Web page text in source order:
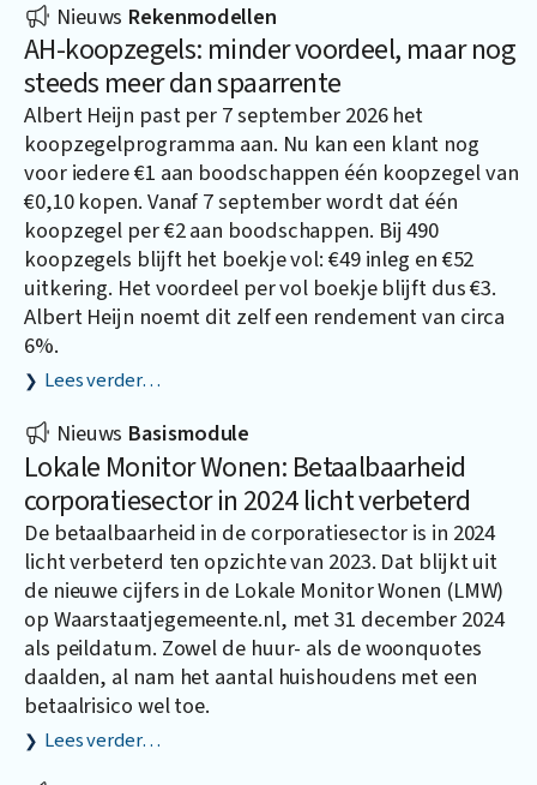
Nieuws Rekenmodellen
AH-koopzegels: minder voordeel, maar nog
steeds meer dan spaarrente
Albert Heijn past per 7 september 2026 het
koopzegelprogramma aan. Nu kan een klant nog
voor iedere €1 aan boodschappen één koopzegel van
€0,10 kopen. Vanaf 7 september wordt dat één
koopzegel per €2 aan boodschappen. Bij 490
koopzegels blijft het boekje vol: €49 inleg en €52
uitkering. Het voordeel per vol boekje blijft dus €3.
Albert Heijn noemt dit zelf een rendement van circa
6%.
Lees verder…
Nieuws Basismodule
Lokale Monitor Wonen: Betaalbaarheid
corporatiesector in 2024 licht verbeterd
De betaalbaarheid in de corporatiesector is in 2024
licht verbeterd ten opzichte van 2023. Dat blijkt uit
de nieuwe cijfers in de Lokale Monitor Wonen (LMW)
opWaarstaatjegemeente.nl, met 31 december 2024
als peildatum. Zowel de huur- als de woonquotes
daalden, al nam het aantal huishoudens met een
betaalrisico wel toe.
Lees verder…